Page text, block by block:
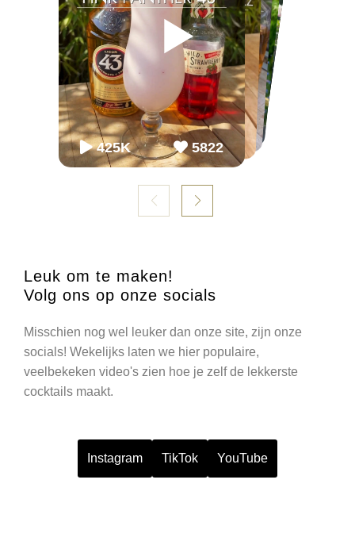
Leuk om te maken!
Volg ons op onze socials
Misschien nog wel leuker dan onze site, zijn onze
socials! Wekelijks laten we hier populaire,
veelbekeken video's zien hoe je zelf de lekkerste
cocktails maakt.
Instagram TikTok YouTube
▶
425K 5822
▶
98K 1099
▶
86K 952
▶
2.2M 54.3K
▶
65K
2243
▶
65K
868